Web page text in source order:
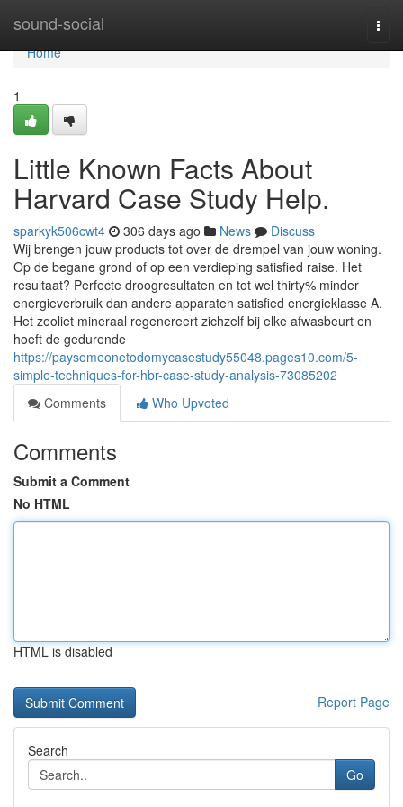
sound-social
Home
Home
1
Little Known Facts About
Harvard Case Study Help.
sparkyk506cwt4 306 days ago News
Discuss
Wij brengen jouw products tot over de drempel van jouw woning.
Op de begane grond of op een verdieping satisfied raise. Het
resultaat? Perfecte droogresultaten en tot wel thirty% minder
energieverbruik dan andere apparaten satisfied energieklasse A.
Het zeoliet mineraal regenereert zichzelf bij elke afwasbeurt en
hoeft de gedurende
https://paysomeonetodomycasestudy55048.pages10.com/5-
simple-techniques-for-hbr-case-study-analysis-73085202
Comments
Who Upvoted
Comments
Submit a Comment
No HTML
HTML is disabled
Report Page
Search
Go